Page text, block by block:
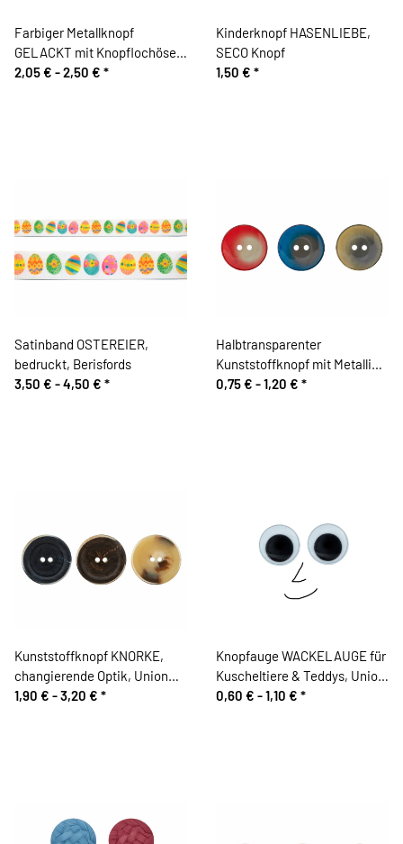
Farbiger Metallknopf
GELACKT mit Knopflochösen,
Union Knopf
2,05 € -2,50 € *
Kinderknopf HASENLIEBE,
SECO Knopf
1,50 € *
Satinband OSTEREIER,
bedruckt, Berisfords
3,50 € -4,50 € *
Halbtransparenter
Kunststoffknopf mit Metallic-
Glanz , Union Knopf
0,75 € -1,20 € *
Kunststoffknopf KNORKE,
changierende Optik, Union
Knopf
1,90 € -3,20 € *
Knopfauge WACKELAUGE für
Kuscheltiere & Teddys, Union
Knopf
0,60 € -1,10 € *